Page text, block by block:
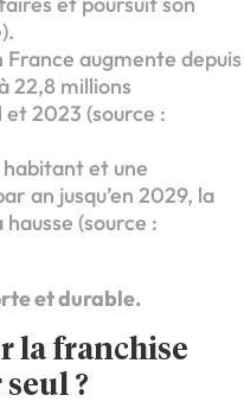
augmente depuis
22,8 millions
et 2023 (source :
et une
an jusqu’en 2029, la
(source :
et durable.
la franchise
?